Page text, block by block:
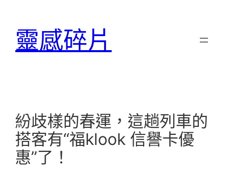
靈感碎片
紛歧樣的春運，這趟列車的
搭客有“福klook 信譽卡優
惠”了！